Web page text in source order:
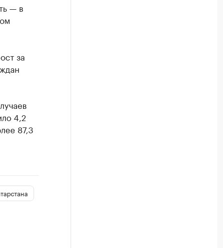
— в
за
4,2
87,3